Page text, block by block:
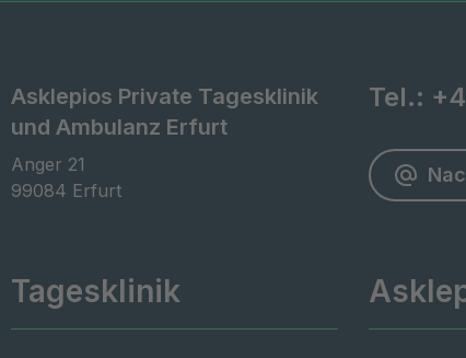
Asklepios Private Tagesklinik
und Ambulanz Erfurt
Anger 21
99084 Erfurt
Tel.:
Tagesklinik